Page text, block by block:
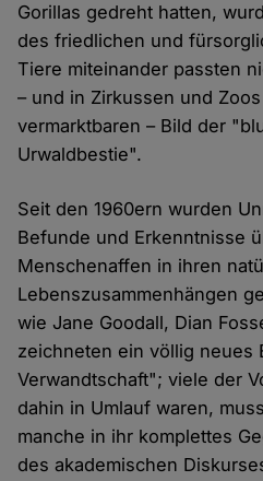
Gorillas gedreht hatten,
des friedlichen und
Tiere miteinander passten
– und in Zirkussen und
vermarktbaren – Bild der
Urwaldbestie".
Seit den 1960ern wurden
Befunde und Erkenntnisse
Menschenaffen in ihren
Lebenszusammenhängen
wie Jane Goodall, Dian
zeichneten ein völlig neues
Verwandtschaft"; viele der
dahin in Umlauf waren,
manche in ihr komplettes
des akademischen